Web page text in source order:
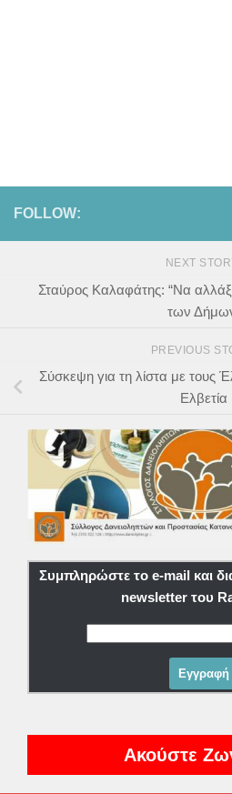
FOLLOW:
NEXT
Σταύρος Καλαφάτης: “Να
των
PREVIOUS
Σύσκεψη για τη λίστα με τους
Ελβετία
Συμπληρώστε το e-mail και
newsletter του
Ακούστε